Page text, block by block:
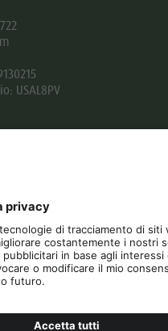
USAL8PV